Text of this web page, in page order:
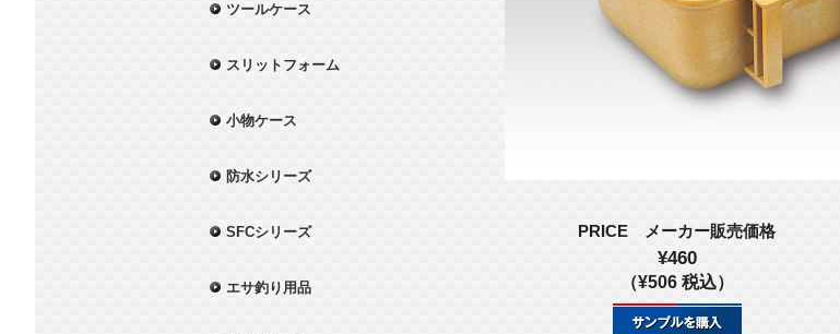
ツールケース
スリットフォーム
小物ケース
防水シリーズ
SFCシリーズ
エサ釣り用品
PRICE メーカー販売価格
¥460
（¥506 税込）